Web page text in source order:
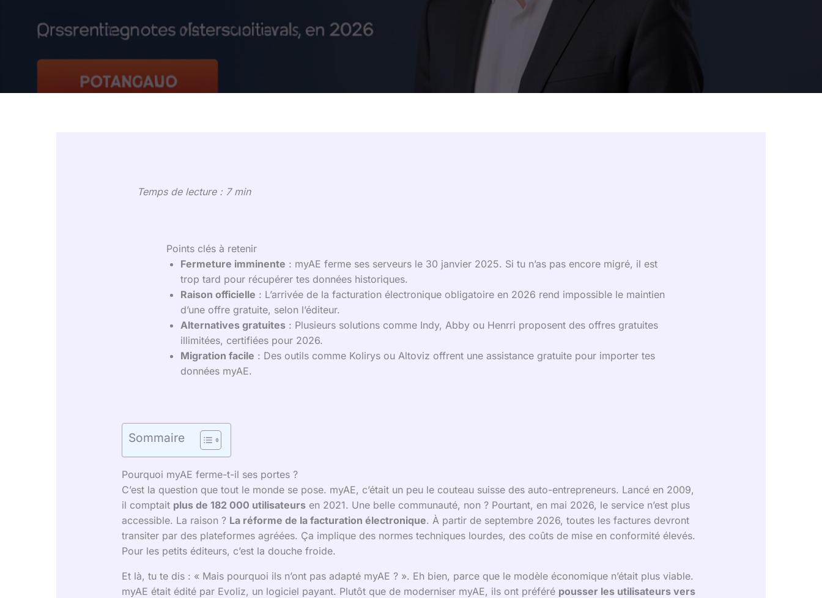
Temps de lecture : 7 min
Points clés à retenir
Fermeture imminente : myAE ferme ses serveurs le 30 janvier 2025. Si tu n’as pas encore migré, il est
trop tard pour récupérer tes données historiques.
Raison officielle : L’arrivée de la facturation électronique obligatoire en 2026 rend impossible le maintien
d’une offre gratuite, selon l’éditeur.
Alternatives gratuites: Plusieurs solutions comme Indy, Abby ou Henrri proposent des offres gratuites
illimitées, certifiées pour 2026.
Migration facile : Des outils comme Kolirys ou Altoviz offrent une assistance gratuite pour importer tes
données myAE.
Sommaire
Pourquoi myAE ferme-t-il ses portes ?
C’est la question que tout le monde se pose. myAE, c’était un peu le couteau suisse des auto-entrepreneurs. Lancé en 2009,
il comptait plus de 182 000 utilisateursen 2021. Une belle communauté, non ? Pourtant, en mai 2026, le service n’est plus
accessible. La raison ? La réforme de la facturation électronique. À partir de septembre 2026, toutes les factures devront
transiter par des plateformes agréées. Ça implique des normes techniques lourdes, des coûts de mise en conformité élevés.
Pour les petits éditeurs, c’est la douche froide.
Et là, tu te dis : « Mais pourquoi ils n’ont pas adapté myAE ? ». Eh bien, parce que le modèle économique n’était plus viable.
myAE était édité par Evoliz, un logiciel payant. Plutôt que de moderniser myAE, ils ont préféré pousser les utilisateurs vers